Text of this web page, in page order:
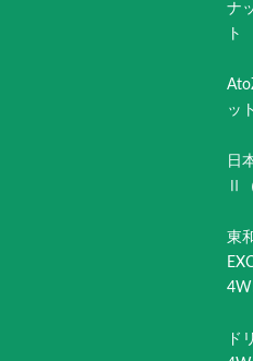
ナ
ト
ッ
日
Ⅱ
東
ド